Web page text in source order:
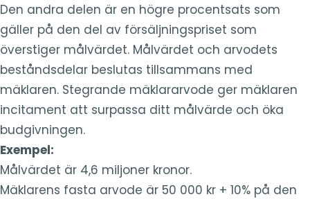
Den andra delen är en högre procentsats som
gäller på den del av försäljningspriset som
överstiger målvärdet. Målvärdet och arvodets
beståndsdelar beslutas tillsammans med
mäklaren. Stegrande mäklararvode ger mäklaren
incitament att surpassa ditt målvärde och öka
budgivningen.
Exempel:
Målvärdet är 4,6 miljoner kronor.
Mäklarens fasta arvode är 50 000 kr + 10% på den